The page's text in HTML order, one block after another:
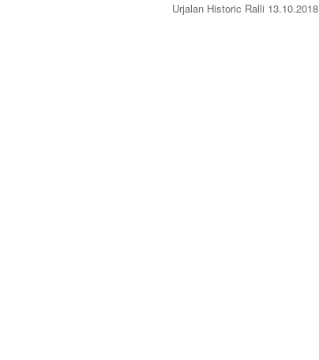
Urjalan Historic Ralli 13.10.2018